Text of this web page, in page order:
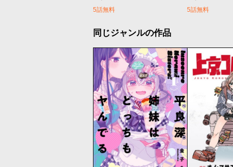
5話無料
5話無料
同じジャンルの作品